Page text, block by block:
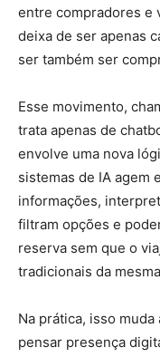
entre compradores e
deixa de ser apenas
ser também ser
Esse movimento,
trata apenas de
envolve uma nova
sistemas de IA agem
informações,
filtram opções e
reserva sem que o
tradicionais da
Na prática, isso
pensar presença